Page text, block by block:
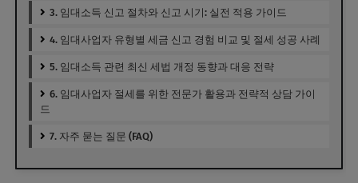
3. 임대소득 신고 절차와 신고 시기: 실전 적용 가이드
4. 임대사업자 유형별 세금 신고 경험 비교 및 절세 성공 사례
5. 임대소득 관련 최신 세법 개정 동향과 대응 전략
6. 임대사업자 절세를 위한 전문가 활용과 전략적 상담 가이
드
7. 자주 묻는 질문 (FAQ)